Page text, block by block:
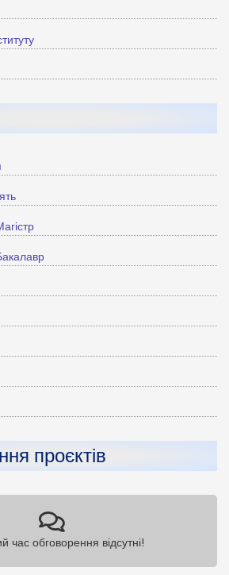
проєктів
час обговорення відсутні!